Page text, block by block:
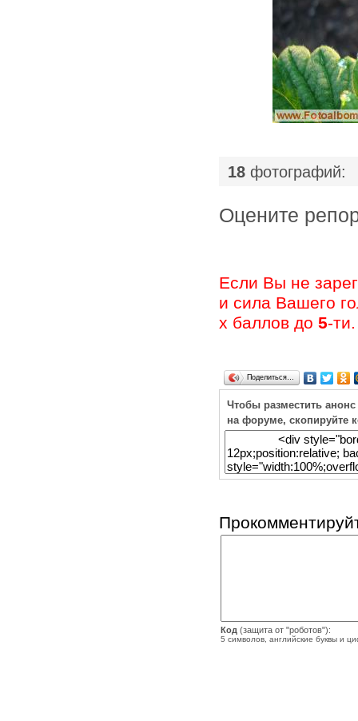
18 фотографий:
Оцените
Если Вы не
и сила Вашего
х баллов до 5-ти.
Поделиться…
Чтобы разместить
на форуме, скопируйте
Код (защита от "роботов"):
5 символов, английские буквы и